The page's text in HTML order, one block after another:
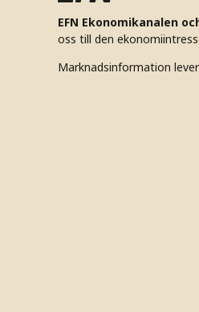
EFN Ekonomikanalen
oss till den
Marknadsinformation